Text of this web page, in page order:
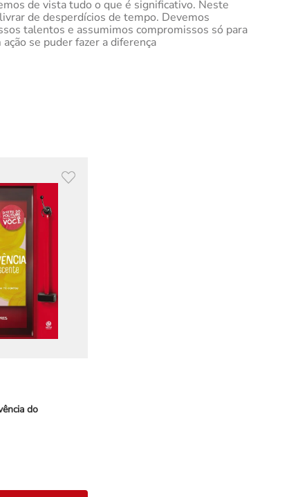
de vista tudo o que é significativo. Neste
de desperdícios de tempo. Devemos
talentos e assumimos compromissos só para
se puder fazer a diferença
do